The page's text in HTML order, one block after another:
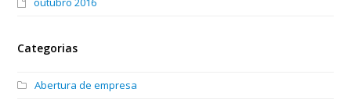
Categorias
Abertura de empresa